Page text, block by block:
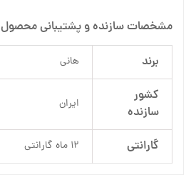
مشخصات سازنده و پشتیبانی محصول
برند هانی
کشور
سازنده
ایران
گارانتی 12 ماه گارانتی